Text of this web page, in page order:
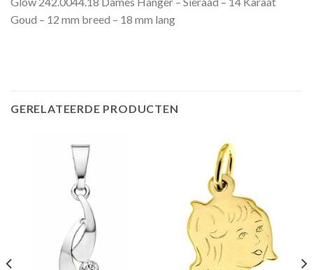
Goud – 12 mm breed – 18 mm lang
GERELATEERDE PRODUCTEN